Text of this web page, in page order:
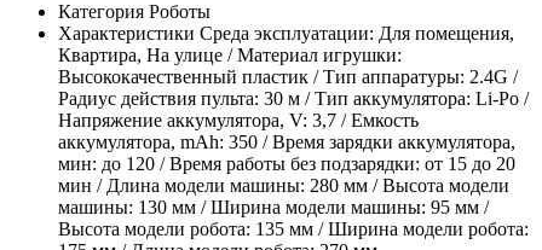
Категория Роботы
Характеристики Среда эксплуатации: Для помещения,
Квартира, На улице / Материал игрушки:
Высококачественный пластик / Тип аппаратуры: 2.4G /
Радиус действия пульта: 30 м / Тип аккумулятора: Li-Po /
Напряжение аккумулятора, V: 3,7 / Емкость
аккумулятора, mAh: 350 / Время зарядки аккумулятора,
мин: до 120 / Время работы без подзарядки: от 15 до 20
мин / Длина модели машины: 280 мм / Высота модели
машины: 130 мм / Ширина модели машины: 95 мм /
Высота модели робота: 135 мм / Ширина модели робота: